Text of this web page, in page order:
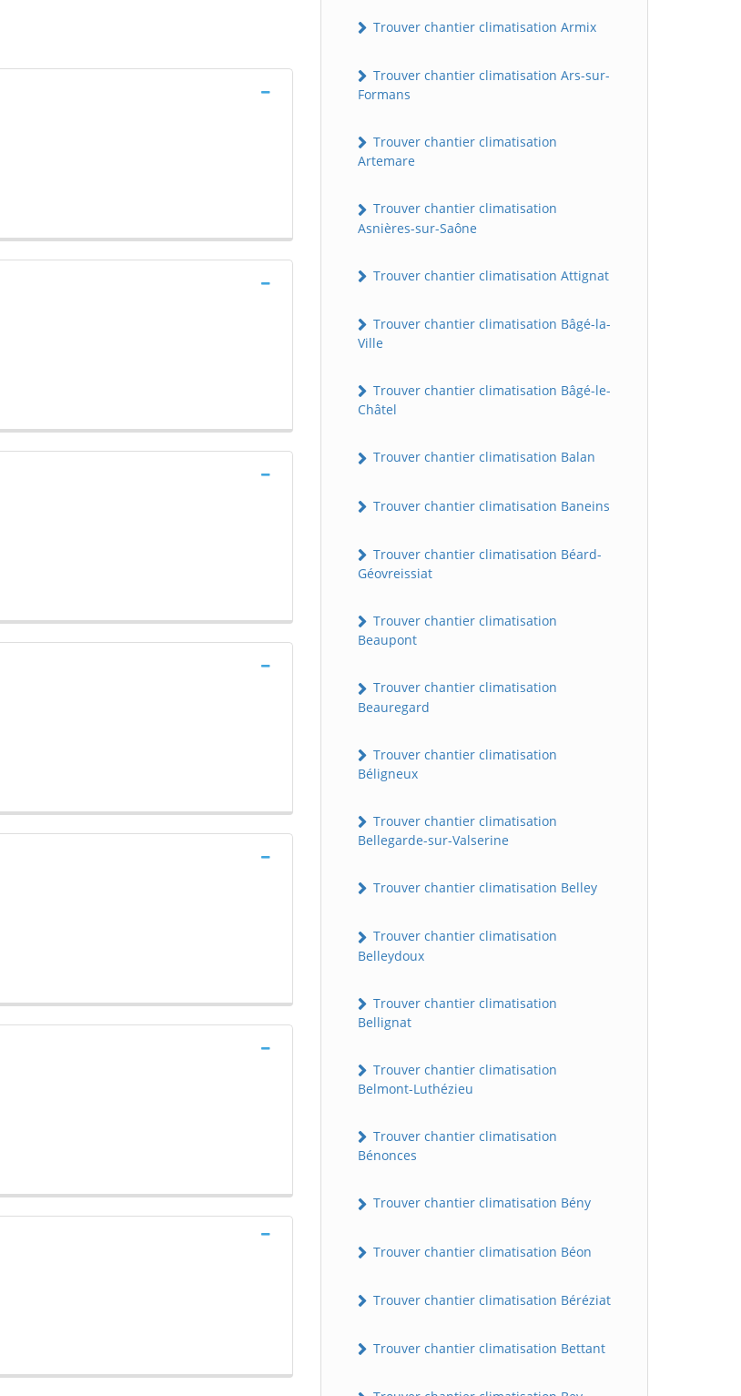
Trouver chantier climatisation Armix
Trouver chantier climatisation Ars-sur-
Formans
Trouver chantier climatisation
Artemare
Trouver chantier climatisation
Asnières-sur-Saône
Trouver chantier climatisation Attignat
Trouver chantier climatisation Bâgé-la-
Ville
Trouver chantier climatisation Bâgé-le-
Châtel
Trouver chantier climatisation Balan
Trouver chantier climatisation Baneins
Trouver chantier climatisation Béard-
Géovreissiat
Trouver chantier climatisation
Beaupont
Trouver chantier climatisation
Beauregard
Trouver chantier climatisation
Béligneux
Trouver chantier climatisation
Bellegarde-sur-Valserine
Trouver chantier climatisation Belley
Trouver chantier climatisation
Belleydoux
Trouver chantier climatisation
Bellignat
Trouver chantier climatisation
Belmont-Luthézieu
Trouver chantier climatisation
Bénonces
Trouver chantier climatisation Bény
Trouver chantier climatisation Béon
Trouver chantier climatisation Béréziat
Trouver chantier climatisation Bettant